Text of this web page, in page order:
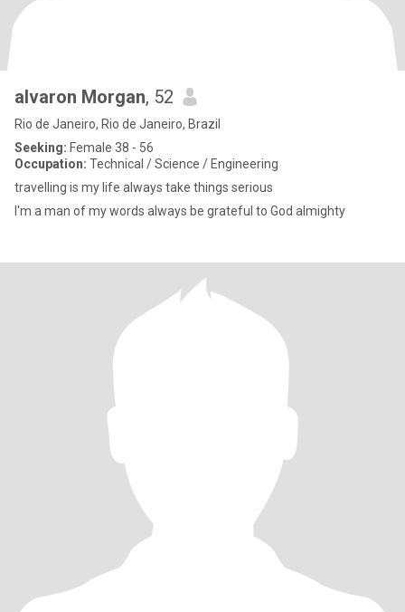
alvaron Morgan, 52
Rio de Janeiro, Rio de Janeiro, Brazil
Seeking: Female 38 - 56
Occupation: Technical / Science / Engineering
travelling is my life always take things serious
I'm a man of my words always be grateful to God almighty